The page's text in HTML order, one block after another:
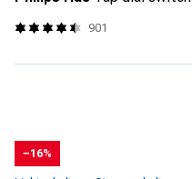
901
−16%